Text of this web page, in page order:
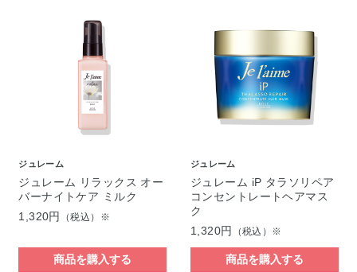
ジュレーム
ジュレーム リラックス オー
バーナイトケア ミルク
1,320円
（税込）※
商品を購入する
ジュレーム
ジュレーム iP タラソリペア
コンセントレートヘアマス
ク
1,320円
（税込）※
商品を購入する